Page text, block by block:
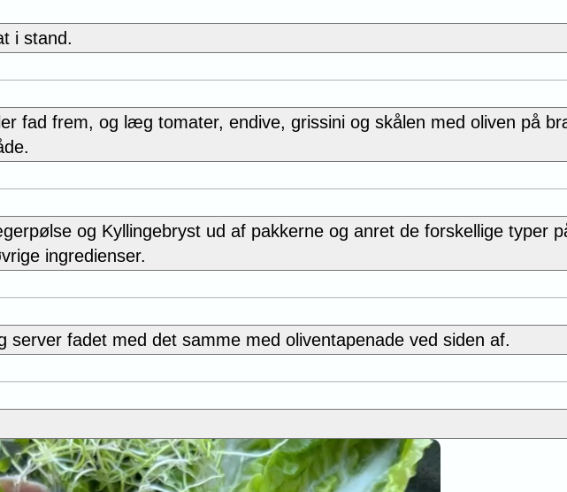
i stand.
fad frem, og læg tomater, endive, grissini og skålen med oliven på
og Kyllingebryst ud af pakkerne og anret de forskellige typer
ingredienser.
server fadet med det samme med oliventapenade ved siden af.